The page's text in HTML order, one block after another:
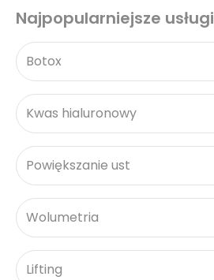
Najpopularniejsze usługi
Botox
Kwas hialuronowy
Powiększanie ust
Wolumetria
Lifting